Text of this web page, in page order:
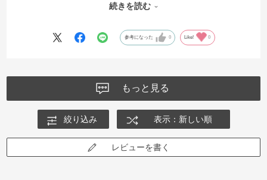
多色買いすると後々着なくなる
色が出てくるのですがこれは全色本当に使いやすい
続きを読む
参考になった 0 Like! 0
もっと見る
絞り込み 表示：新しい順
レビューを書く